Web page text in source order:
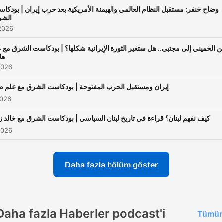
وضاح خنفر: مستقبل النظام العالمي والهيمنة الأمريكية بعد حرب إيران |
الخميني إلى مجتبى.. هل ستغير الثورة الإيرانية شكلها؟ | بودكاست الشرق
إيران ومستقبل الحرب المفتوحة | بودكاست الشرق مع علم
كيف نفهم لبنان؟ قراءة في تاريخ لبنان السياسي | بودكاست الشرق مع خالد
Daha fazla bölüm göster
fazla Haberler podcast'i